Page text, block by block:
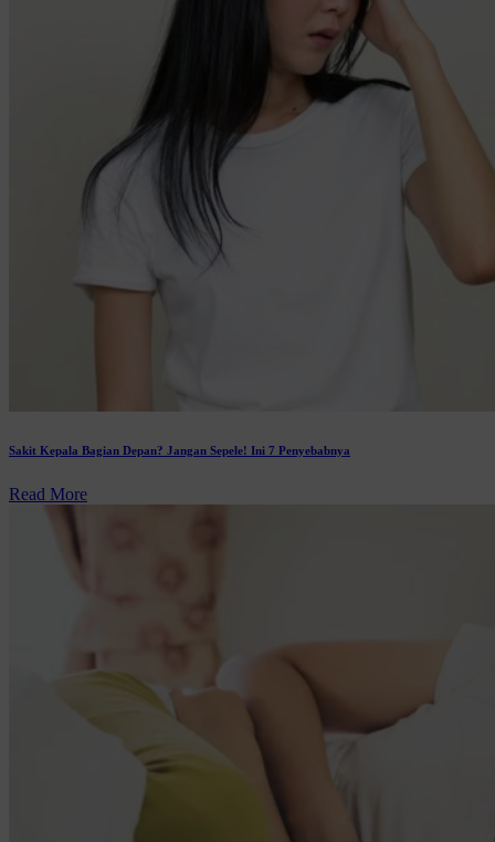
Sakit Kepala Bagian Depan? Jangan Sepele! Ini 7 Penyebabnya
Read More